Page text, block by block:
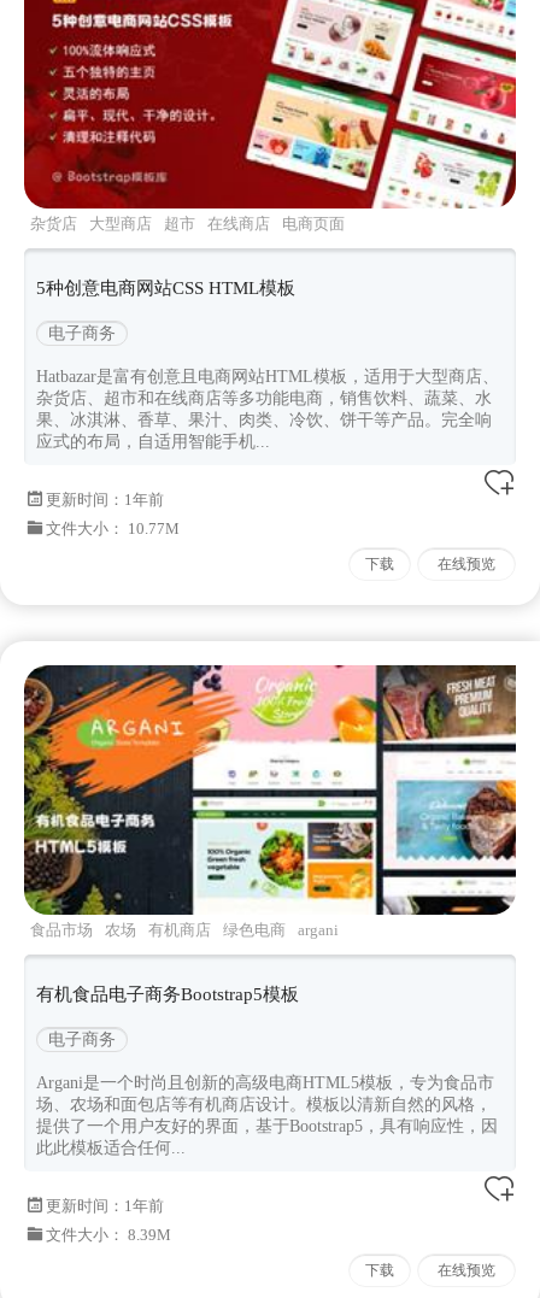
杂货店 大型商店 超市 在线商店 电商页面
5种创意电商网站CSS HTML模板
电子商务
Hatbazar是富有创意且电商网站HTML模板，适用于大型商店、
杂货店、超市和在线商店等多功能电商，销售饮料、蔬菜、水
果、冰淇淋、香草、果汁、肉类、冷饮、饼干等产品。完全响
应式的布局，自适用智能手机...
更新时间： 1年前
文件大小： 10.77M
下载 在线预览
食品市场 农场 有机商店 绿色电商 argani
有机食品电子商务Bootstrap5模板
电子商务
Argani是一个时尚且创新的高级电商HTML5模板，专为食品市
场、农场和面包店等有机商店设计。模板以清新自然的风格，
提供了一个用户友好的界面，基于Bootstrap5，具有响应性，因
此此模板适合任何...
更新时间： 1年前
文件大小： 8.39M
下载 在线预览